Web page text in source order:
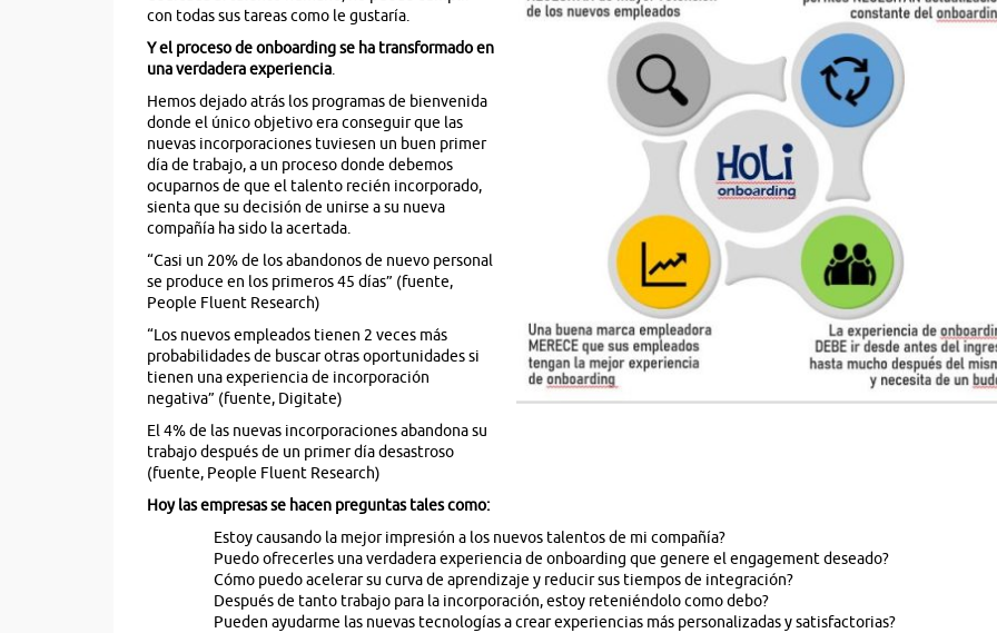
con todas sus tareas como le gustaría.
Y el proceso de onboarding se ha transformado en
una verdadera experiencia.
Hemos dejado atrás los programas de bienvenida
donde el único objetivo era conseguir que las
nuevas incorporaciones tuviesen un buen primer
día de trabajo, a un proceso donde debemos
ocuparnos de que el talento recién incorporado,
sienta que su decisión de unirse a su nueva
compañía ha sido la acertada.
“Casi un 20% de los abandonos de nuevo personal
se produce en los primeros 45 días” (fuente,
People Fluent Research)
“Los nuevos empleados tienen 2 veces más
probabilidades de buscar otras oportunidades si
tienen una experiencia de incorporación
negativa” (fuente, Digitate)
El 4% de las nuevas incorporaciones abandona su
trabajo después de un primer día desastroso
(fuente, People Fluent Research)
Hoy las empresas se hacen preguntas tales como:
Estoy causando la mejor impresión a los nuevos talentos de mi compañía?
Puedo ofrecerles una verdadera experiencia de onboarding que genere el engagement deseado?
Cómo puedo acelerar su curva de aprendizaje y reducir sus tiempos de integración?
Después de tanto trabajo para la incorporación, estoy reteniéndolo como debo?
Pueden ayudarme las nuevas tecnologías a crear experiencias más personalizadas y satisfactorias?